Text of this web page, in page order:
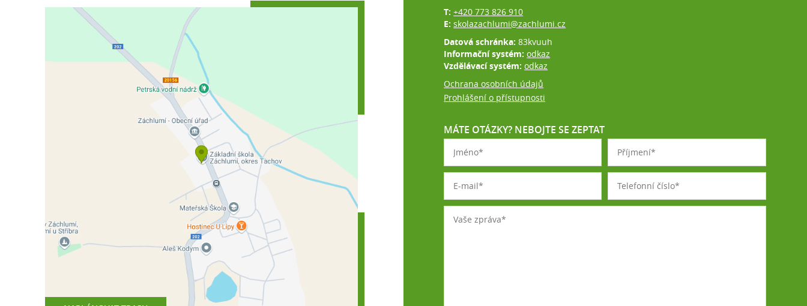
T:+420 773 826 910
E:skolazachlumi@zachlumi.cz
Datová schránka:83kvuuh
Informační systém:odkaz
Vzdělávací systém:odkaz
Ochrana osobních údajů
Prohlášení o přístupnosti
MÁTE OTÁZKY? NEBOJTE SE ZEPTAT